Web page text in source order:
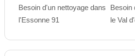
Besoin d'un nettoyage dans
l'Essonne 91
Besoin
le Val